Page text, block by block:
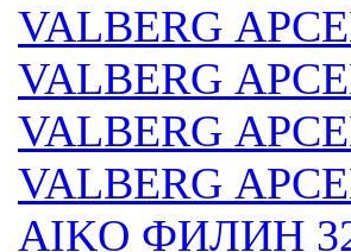
VALBERG
VALBERG
VALBERG
VALBERG
AIKO ФИЛИН 32